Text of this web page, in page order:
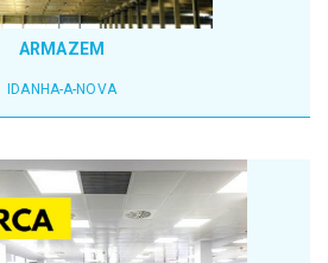
ARMAZEM
IDANHA-A-NOVA